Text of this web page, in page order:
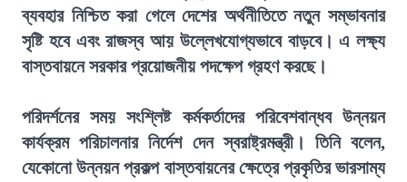
ব্যবহার নিশ্চিত করা গেলে দেশের অর্থনীতিতে নতুন সম্ভাবনার
সৃষ্টি হবে এবং রাজস্ব আয় উল্লেখযোগ্যভাবে বাড়বে। এ লক্ষ্য
বাস্তবায়নে সরকার প্রয়োজনীয় পদক্ষেপ গ্রহণ করছে।
পরিদর্শনের সময় সংশ্লিষ্ট কর্মকর্তাদের পরিবেশবান্ধব উন্নয়ন
কার্যক্রম পরিচালনার নির্দেশ দেন স্বরাষ্ট্রমন্ত্রী। তিনি বলেন,
যেকোনো উন্নয়ন প্রকল্প বাস্তবায়নের ক্ষেত্রে প্রকৃতির ভারসাম্য